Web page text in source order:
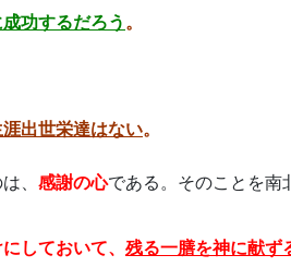
功するだろう 。
出世栄達はない。
、 感謝の心である。そのことを南
しておいて、 残る一膳を神に献ず